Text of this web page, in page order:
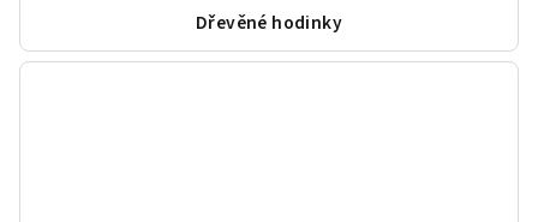
Dřevěné hodinky